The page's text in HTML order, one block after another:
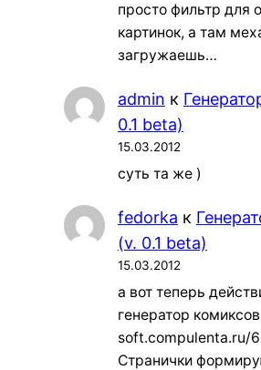
просто фильтр для
картинок, а там
загружаешь…
admin к
0.1 beta)
15.03.2012
суть та же )
fedorka к
(v. 0.1 beta)
15.03.2012
а вот теперь
генератор комиксов
soft.compulenta.ru/
Странички